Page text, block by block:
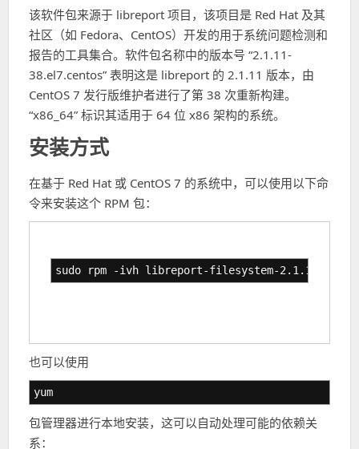
该软件包来源于 libreport 项目，该项目是 Red Hat 及其
社区（如 Fedora、CentOS）开发的用于系统问题检测和
报告的工具集合。软件包名称中的版本号 “2.1.11-
38.el7.centos” 表明这是 libreport 的 2.1.11 版本，由
CentOS 7 发行版维护者进行了第 38 次重新构建。
“x86_64” 标识其适用于 64 位 x86 架构的系统。
安装方式
在基于 Red Hat 或 CentOS 7 的系统中，可以使用以下命
令来安装这个 RPM 包：
sudo rpm -ivh libreport-filesystem-2.1.11-
也可以使用
yum
包管理器进行本地安装，这可以自动处理可能的依赖关
系：